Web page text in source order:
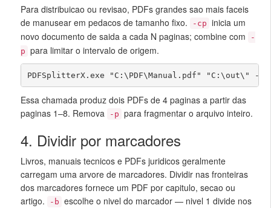
Para distribuicao ou revisao, PDFs grandes sao mais faceis
de manusear em pedacos de tamanho fixo.
-cp inicia um
novo documento de saida a cada N paginas; combine com
-
p para limitar o intervalo de origem.
PDFSplitterX.exe "C:\PDF\Manual.pdf" "C:\out\" -
Essa chamada produz dois PDFs de 4 paginas a partir das
paginas 1–8. Remova
-p para fragmentar o arquivo inteiro.
4. Dividir por marcadores
Livros, manuais tecnicos e PDFs juridicos geralmente
carregam uma arvore de marcadores. Dividir nas fronteiras
dos marcadores fornece um PDF por capitulo, secao ou
artigo.
-b escolhe o nivel do marcador — nivel 1 divide nos